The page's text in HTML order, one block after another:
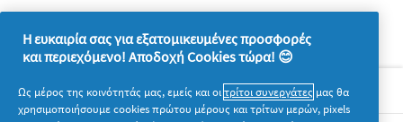
Σχετικά με την P&G
Η ευκαιρία σας για εξατομικευμένες προσφορές
και περιεχόμενο! Αποδοχή Cookies τώρα! 😊
Ως μέρος της κοινότητάς μας, εμείς και οιτρίτοι συνεργάτες μας θα
χρησιμοποιήσουμε cookies πρώτου μέρους και τρίτων μερών, pixels